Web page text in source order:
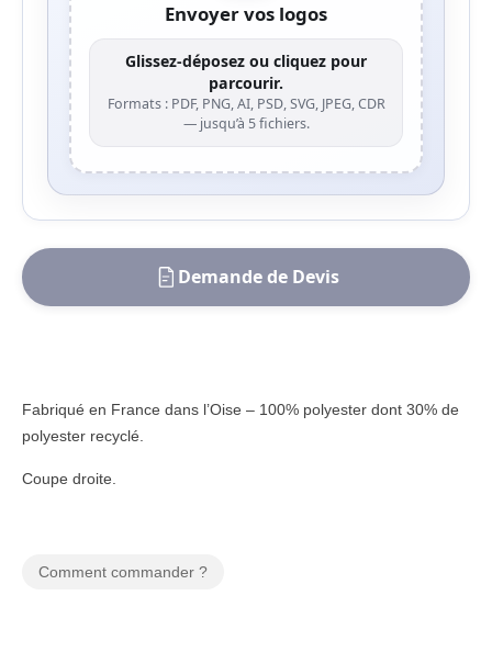
Envoyer vos logos
Glissez-déposez ou cliquez pour
parcourir.
Formats : PDF, PNG, AI, PSD, SVG, JPEG, CDR
— jusqu’à 5 fichiers.
Demande de Devis
Fabriqué en France dans l’Oise – 100% polyester dont 30% de
polyester recyclé.
Coupe droite.
Comment commander ?